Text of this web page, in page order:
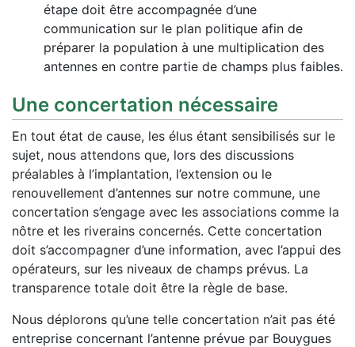
étape doit être accompagnée d’une
communication sur le plan politique afin de
préparer la population à une multiplication des
antennes en contre partie de champs plus faibles.
Une concertation nécessaire
En tout état de cause, les élus étant sensibilisés sur le
sujet, nous attendons que, lors des discussions
préalables à l’implantation, l’extension ou le
renouvellement d’antennes sur notre commune, une
concertation s’engage avec les associations comme la
nôtre et les riverains concernés. Cette concertation
doit s’accompagner d’une information, avec l’appui des
opérateurs, sur les niveaux de champs prévus. La
transparence totale doit être la règle de base.
Nous déplorons qu’une telle concertation n’ait pas été
entreprise concernant l’antenne prévue par Bouygues